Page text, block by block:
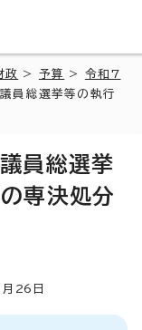
政 > 予算 > 令和7
員総選挙等の執行
員総選挙
専決処分
26 日